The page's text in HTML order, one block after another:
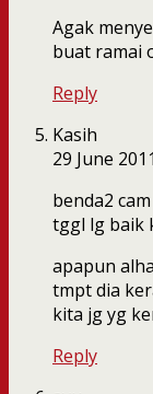
Agak
buat ramai
Reply
Kasih
29 June 2011
benda2
tggl lg baik
apapun
tmpt dia
kita jg yg
Reply